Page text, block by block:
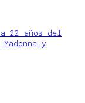
22 años del
y